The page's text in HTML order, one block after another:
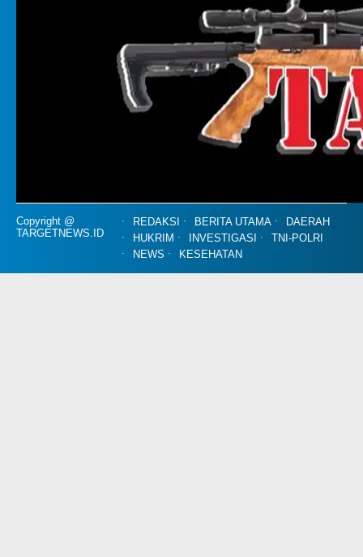
Copyright @
TARGETNEWS.ID
REDAKSI BERITA UTAMA
DAERAH
HUKRIM
INVESTIGASI
TNI-POLRI
NEWS
KESEHATAN